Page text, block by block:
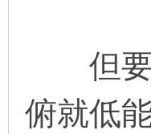
但要
俯就低